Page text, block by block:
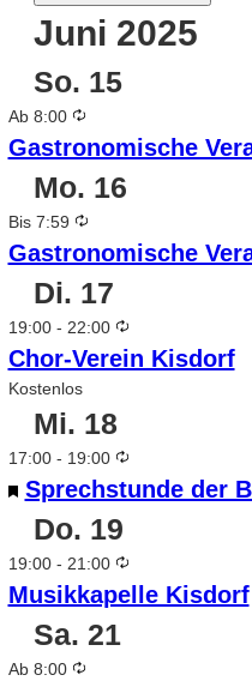
Juni 2025
So. 15
Ab 8:00 Wiederholung
Gastronomische
Mo. 16
Bis 7:59 Wiederholung
Gastronomische
Di. 17
19:00- 22:00 Wiederholung
Chor-Verein Kisdorf
Kostenlos
Mi. 18
17:00- 19:00 Wiederholung
Empfohlen
Sprechstunde der
Do. 19
19:00- 21:00 Wiederholung
Musikkapelle Kisdorf
Sa. 21
Ab 8:00 Wiederholung